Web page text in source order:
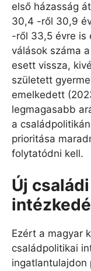
első házasság
30,4 -ről 30,9
-ről 33,5 évre is
válások száma
esett vissza,
született
emelkedett
legmagasabb
a
prioritása
folytatódni kell.
Új
Ezért a magyar
családpolitikai
ingatlantulajdon